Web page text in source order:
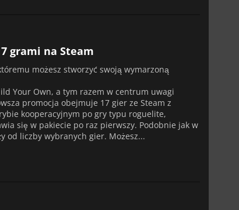
grami na Steam
możesz stworzyć swoją wymarzoną
Your Own, a tym razem w centrum uwagi
promocja obejmuje 17 gier ze Steam z
kooperacyjnym po gry typu roguelite,
się w pakiecie po raz pierwszy. Podobnie jak w
od liczby wybranych gier. Możesz...